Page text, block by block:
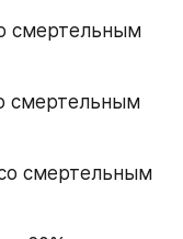
смертельным
смертельным
смертельным